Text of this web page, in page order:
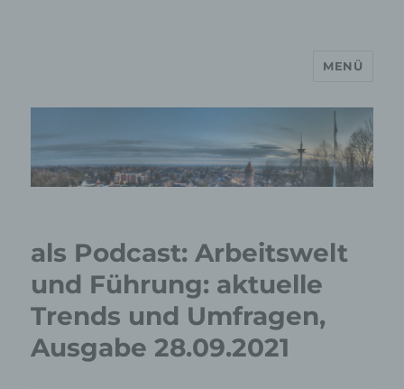
MP Mario Porten Beratung
Training Coaching
MENÜ
als Podcast: Arbeitswelt
und Führung: aktuelle
Trends und Umfragen,
Ausgabe 28.09.2021